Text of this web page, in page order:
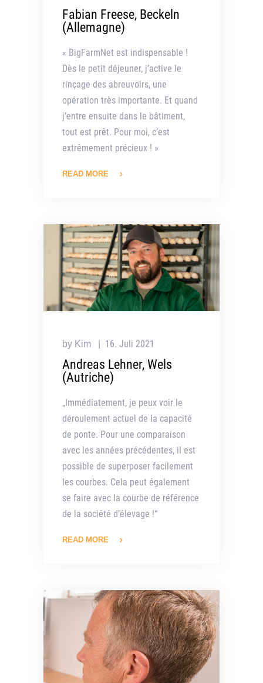
Fabian Freese, Beckeln
(Allemagne)
« BigFarmNet est indispensable !
Dès le petit déjeuner, j’active le
rinçage des abreuvoirs, une
opération très importante. Et quand
j’entre ensuite dans le bâtiment,
tout est prêt. Pour moi, c’est
extrêmement précieux ! »
READ MORE
by Kim 16. Juli 2021
Andreas Lehner, Wels
(Autriche)
„Immédiatement, je peux voir le
déroulement actuel de la capacité
de ponte. Pour une comparaison
avec les années précédentes, il est
possible de superposer facilement
les courbes. Cela peut également
se faire avec la courbe de référence
de la société d’élevage !“
READ MORE